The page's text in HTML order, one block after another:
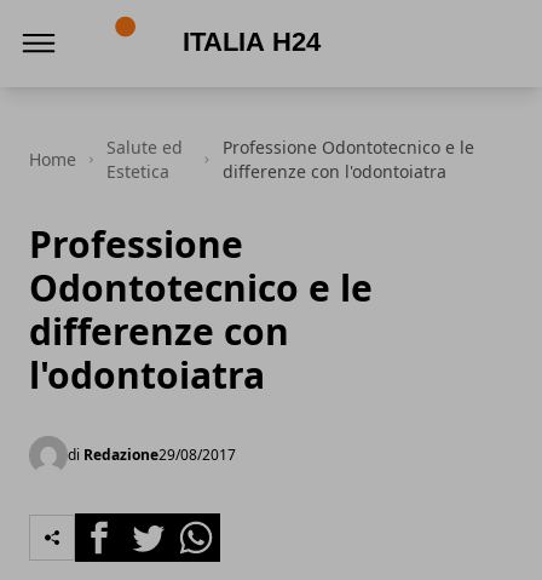
Home
Salute ed
Estetica
Professione Odontotecnico e le
differenze con l'odontoiatra
Professione
Odontotecnico e le
differenze con
l'odontoiatra
di Redazione29/08/2017
FacebookTwitterWhatsapp